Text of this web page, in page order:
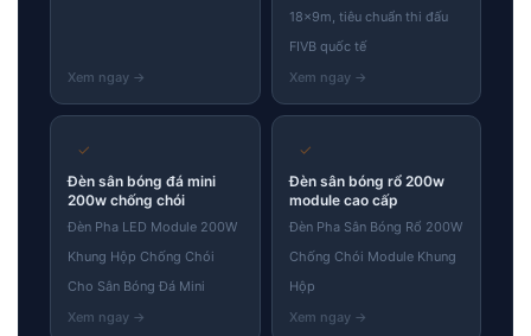
18×9m, tiêu chuẩn thi đấu
FIVB quốc tế
✓
Đèn sân bóng đá mini
200w chống chói
Đèn Pha LED Module 200W
Khung Hộp Chống Chói
Cho Sân Bóng Đá Mini
✓
Đèn sân bóng rổ 200w
module cao cấp
Đèn Pha Sân Bóng Rổ 200W
Chống Chói Module Khung
Hộp